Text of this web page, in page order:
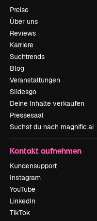
Preise
Über uns
Reviews
Karriere
Suchtrends
Blog
Veranstaltungen
Slidesgo
Deine Inhalte verkaufen
Pressesaal
Suchst du nach magnific.ai
Kontakt aufnehmen
Kundensupport
Instagram
YouTube
LinkedIn
TikTok